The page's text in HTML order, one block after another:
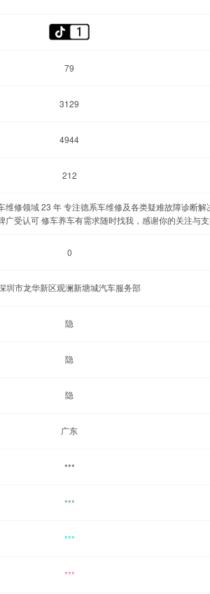
79
3129
4944
212
维修领域 23 年 专注德系车维修及各类疑难故障诊断解
广受认可 修车养车有需求随时找我，感谢你的关注与
0
圳市龙华新区观澜新塘城汽车服务部
隐
隐
隐
广东
***
***
***
***